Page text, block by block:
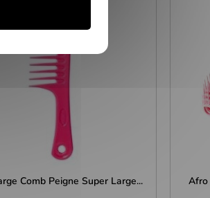
Comb Peigne Super Large... Afro